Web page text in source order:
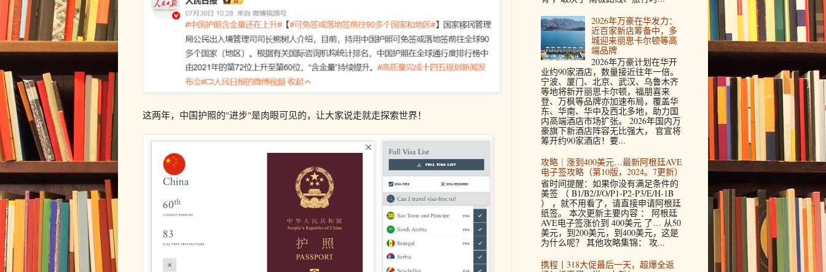
这两年，中国护照的"进步"是肉眼可见的，让大家说走就走探索世界！
2026年万豪在华发力：
近百家新店筹备中，多
城迎来丽思卡尔顿等高
端品牌
2026年万豪计划在华开
业约90家酒店，数量接近往年一倍。
宁波、厦门、北京、武汉、乌鲁木齐
等地将新开丽思卡尔顿，福朋喜来
登、万枫等品牌亦加速布局，覆盖华
东、华南、华中及西北多地，助力国
内高端酒店市场扩张。 2026年国内万
豪旗下新酒店阵容无比强大， 官宣将
筹开约90家酒店！要...
攻略｜涨到400美元…最新阿根廷AVE
电子签攻略（第10版，2024。7更新）
省时间提醒：如果你没有满足条件的
美签 （ B1/B2/J/O/P1-P2-P3/E/H-1B
） ，就不用看了，请直接申请阿根廷
纸签。 本次更新主要内容 ： 阿根廷
AVE电子签涨价到 400美元 了… 从50
美元，到200美元，到400美元，这是
为什么呢？ 其他攻略集锦： 攻...
携程丨318大促最后一天，超爆全返